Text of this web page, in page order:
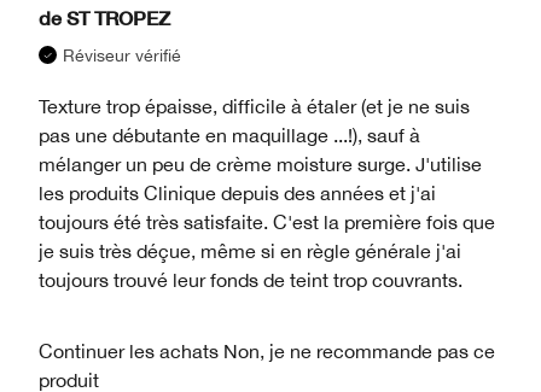
de ST TROPEZ
Réviseur vérifié
Texture trop épaisse, difficile à étaler (et je ne suis
pas une débutante en maquillage ...!), sauf à
mélanger un peu de crème moisture surge. J'utilise
les produits Clinique depuis des années et j'ai
toujours été très satisfaite. C'est la première fois que
je suis très déçue, même si en règle générale j'ai
toujours trouvé leur fonds de teint trop couvrants.
Continuer les achats Non, je ne recommande pas ce
produit